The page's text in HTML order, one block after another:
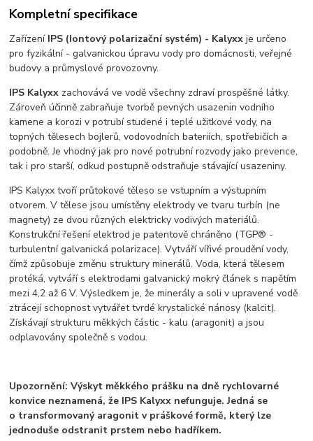
Kompletní specifikace
Zařízení IPS (Iontový polarizační systém) - Kalyxx je určeno
pro fyzikální - galvanickou úpravu vody pro domácnosti, veřejné
budovy a průmyslové provozovny.
IPS Kalyxx zachovává ve vodě všechny zdraví prospěšné látky.
Zároveň účinně zabraňuje tvorbě pevných usazenin vodního
kamene a korozi v potrubí studené i teplé užitkové vody, na
topných tělesech bojlerů, vodovodních bateriích, spotřebičích a
podobně. Je vhodný jak pro nové potrubní rozvody jako prevence,
tak i pro starší, odkud postupně odstraňuje stávající usazeniny.
IPS Kalyxx tvoří průtokové těleso se vstupním a výstupním
otvorem. V tělese jsou umístěny elektrody ve tvaru turbín (ne
magnety) ze dvou různých elektricky vodivých materiálů.
Konstrukční řešení elektrod je patentově chráněno (TGP® -
turbulentní galvanická polarizace). Vytváří vířivé proudění vody,
čímž způsobuje změnu struktury minerálů. Voda, která tělesem
protéká, vytváří s elektrodami galvanický mokrý článek s napětím
mezi 4,2 až 6 V. Výsledkem je, že minerály a soli v upravené vodě
ztrácejí schopnost vytvářet tvrdé krystalické nánosy (kalcit).
Získávají strukturu měkkých částic - kalu (aragonit) a jsou
odplavovány společně s vodou.
Upozornění: Výskyt měkkého prášku na dně rychlovarné
konvice neznamená, že IPS Kalyxx nefunguje. Jedná se
o transformovaný aragonit v práškové formě, který lze
jednoduše odstranit prstem nebo hadříkem.